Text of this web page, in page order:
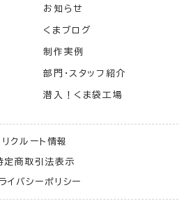
お知らせ
くまブログ
制作実例
部門・スタッフ紹介
潜入！くま袋工場
リクルート情報
定商取引法表示
イバシーポリシー